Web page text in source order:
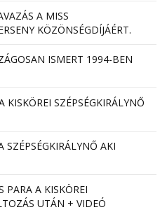
A MISS
KÖZÖNSÉGDÍJÁÉRT.
ISMERT 1994-BEN
KISKÖREI SZÉPSÉGKIRÁLYNŐ
SZÉPSÉGKIRÁLYNŐ AKI
PARA A KISKÖREI
UTÁN + VIDEÓ